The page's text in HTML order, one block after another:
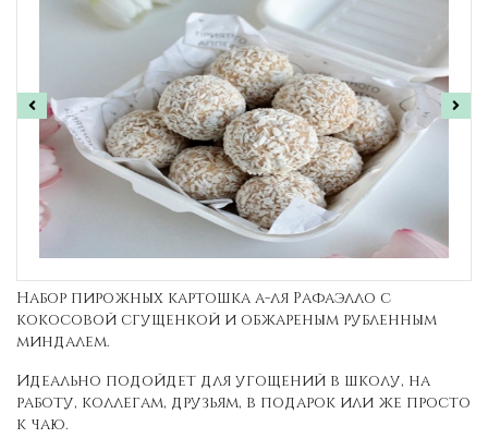
Набор пирожных картошка а-ля Рафаэлло с
кокосовой сгущенкой и обжареным рубленным
миндалем.
Идеально подойдет для угощений в школу, на
работу, коллегам, друзьям, в подарок или же просто
к чаю.